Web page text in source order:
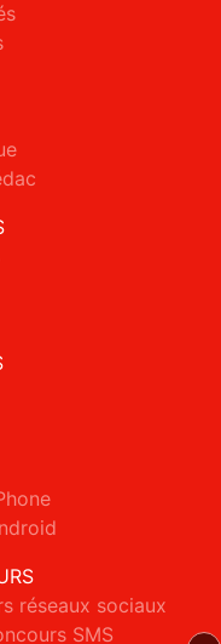
réseaux sociaux
SMS